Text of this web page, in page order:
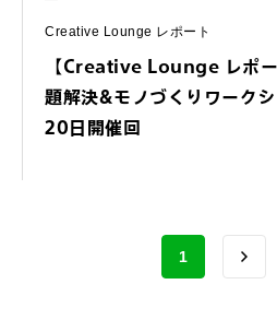
Creative Lounge レポート
【Creative Lounge レポ
題解決&モノづくりワーク
20日開催回
1